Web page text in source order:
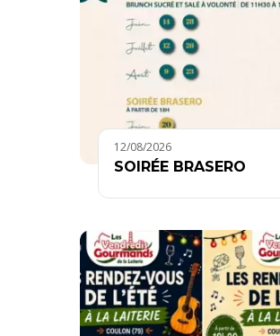
12/08/2026
SOIRÉE BRASERO